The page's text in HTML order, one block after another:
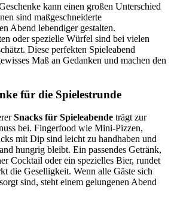
kann einen großen Unterschied
sind maßgeschneiderte
Abend lebendiger gestalten.
oder spezielle Würfel sind bei vielen
Diese perfekten Spieleabend
Maß an Gedanken und machen den
für die Spielestrunde
Snacks für Spieleabende trägt zur
bei. Fingerfood wie Mini-Pizzen,
mit Dip sind leicht zu handhaben und
hungrig bleibt. Ein passendes Getränk,
Cocktail oder ein spezielles Bier, rundet
die Geselligkeit. Wenn alle Gäste sich
sind, steht einem gelungenen Abend